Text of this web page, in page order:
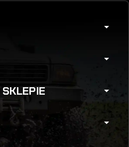
arrow_drop_down
arrow_drop_down
arrow_drop_down
arrow_drop_down